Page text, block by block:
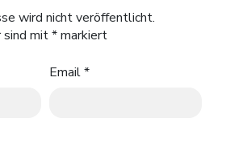
wird nicht veröffentlicht.
sind mit*markiert
Email*